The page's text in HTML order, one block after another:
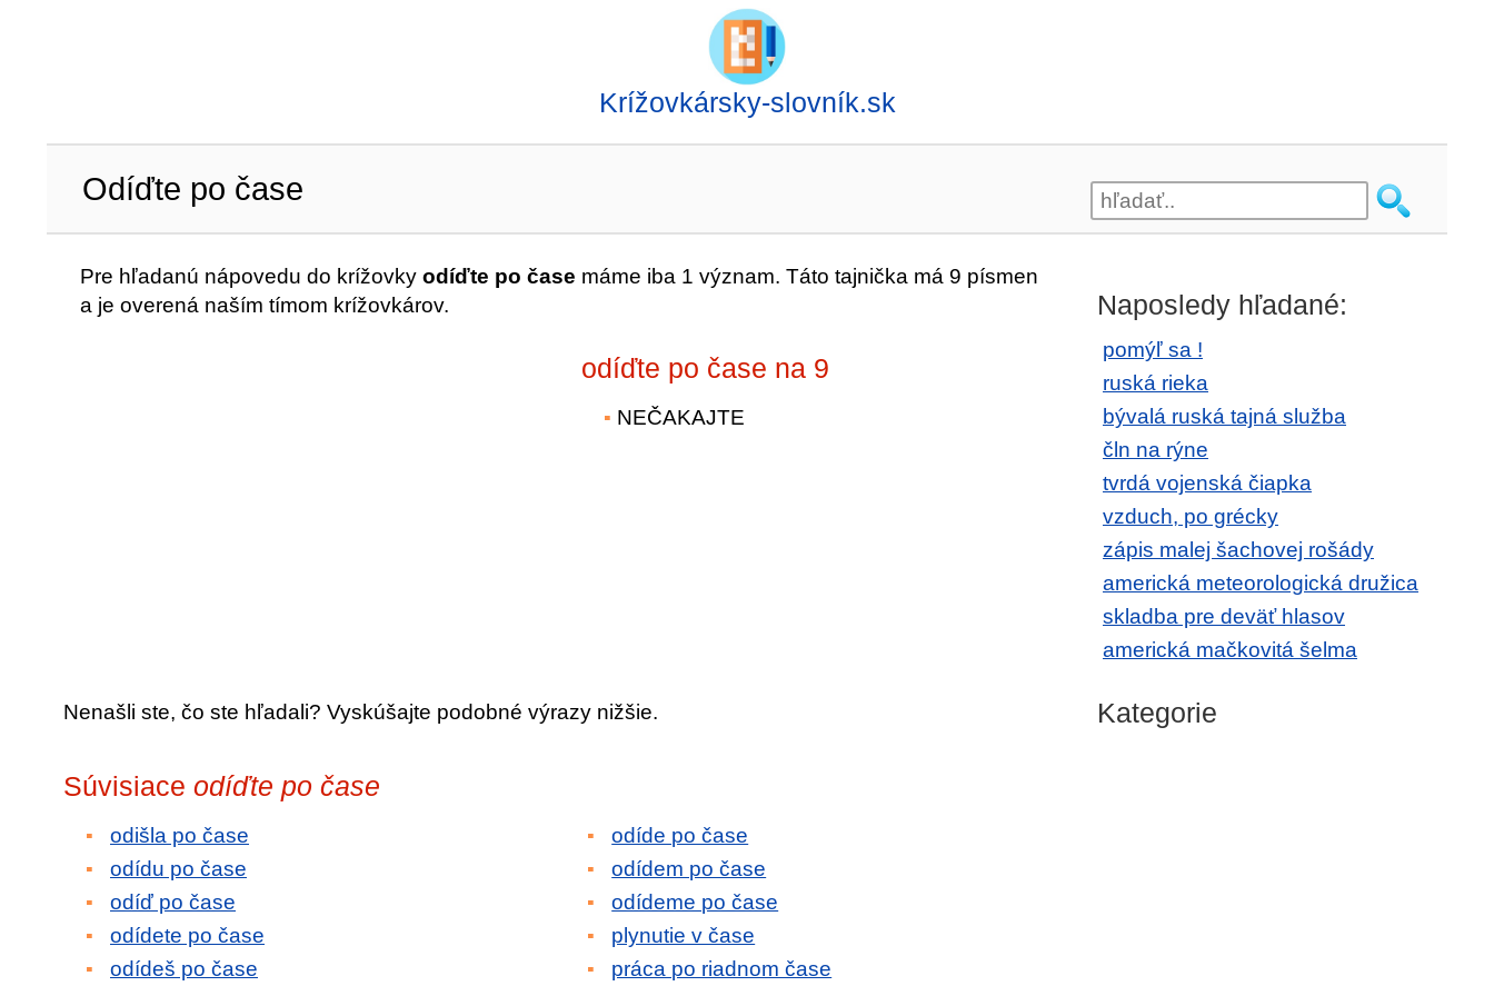
Krížovkársky-slovník.sk
Odíďte po čase
Pre hľadanú nápovedu do krížovky odíďte po čase máme iba 1 význam. Táto tajnička má 9 písmen
a je overená naším tímom krížovkárov.
odíďte po čase na 9
NEČAKAJTE
Nenašli ste, čo ste hľadali? Vyskúšajte podobné výrazy nižšie.
Súvisiace odíďte po čase
odišla po čase
odídu po čase
odíď po čase
odídete po čase
odídeš po čase
odíde po čase
odídem po čase
odídeme po čase
plynutie v čase
práca po riadnom čase
Naposledy hľadané:
pomýľ sa !
ruská rieka
bývalá ruská tajná služba
čln na rýne
tvrdá vojenská čiapka
vzduch, po grécky
zápis malej šachovej rošády
americká meteorologická družica
skladba pre deväť hlasov
americká mačkovitá šelma
Kategorie